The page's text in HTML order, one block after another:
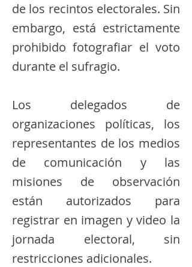
de los recintos electorales. Sin
embargo, está estrictamente
prohibido fotografiar el voto
durante el sufragio.
Los delegados de
organizaciones políticas, los
representantes de los medios
de comunicación y las
misiones de observación
están autorizados para
registrar en imagen y video la
jornada electoral, sin
restricciones adicionales.